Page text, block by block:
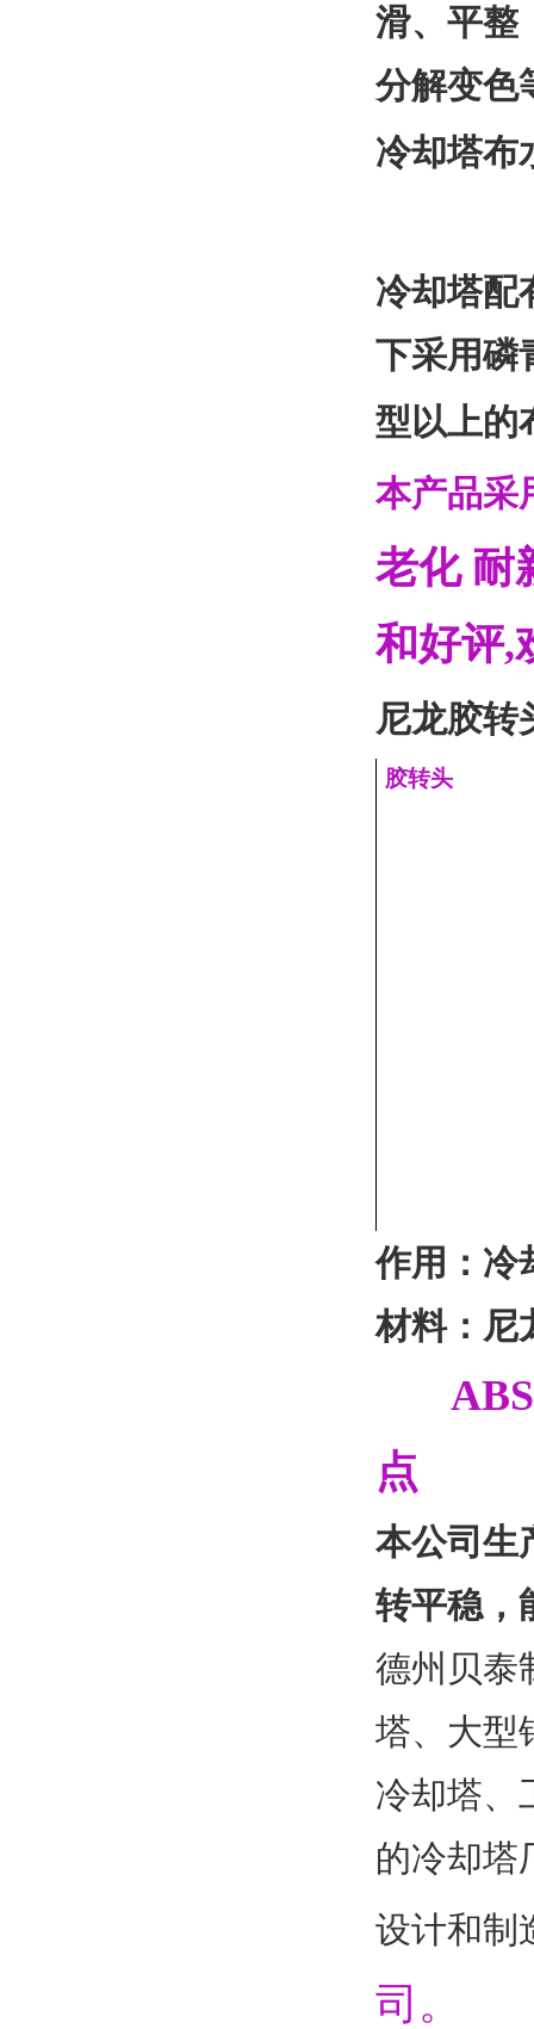
滑、平整
分解变色
冷却塔布
冷却塔配
下采用磷
型以上的
本产品采
老化 耐
和好评,
尼龙胶转
胶转头
作用：冷
材料：尼
ABS
点
本公司生
转平稳，
德州贝泰
塔、大型
冷却塔、
的冷却塔
设计和制
司。